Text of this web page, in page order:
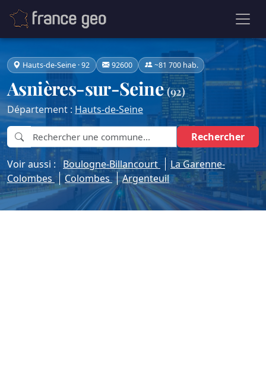
Hauts-de-Seine · 92 92600 ~81 700 hab.
Asnières-sur-Seine(92)
Département : Hauts-de-Seine
Rechercher
Voir aussi :Boulogne-Billancourt
La Garenne-
Colombes
Colombes Argenteuil